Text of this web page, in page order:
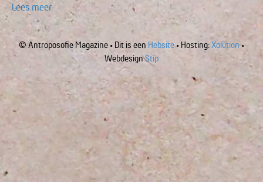
Lees meer
© Antroposofie Magazine • Dit is een Hebsite • Hosting:Xolution•
WebdesignStip